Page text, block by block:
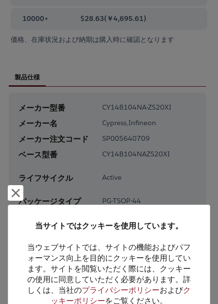
10000+ $28.63(￥4,695.61)
価格、在庫状況および納期は購入時に確認となります
製品仕様
メーカー型番 CY14B104NA-ZS20XI
メーカー名 Cypress,Infineon
メーカー注文コード SP005640709
ベース型番 CY14B104NAZS20XI
ライフサイクル Active
パッケージタイプ PG-TSOP-44
RoHS対応 Yes
鉛フリー Yes
梱包形態 Tray
梱包数 270
Memory & Storage
当サイトではクッキーを使用しています。
当ウェブサイトでは、サイトの機能およびパフ
ォーマンス向上を目的にクッキーを使用してい
ます。サイトを閲覧いただく際には、クッキー
の使用に同意していただく必要があります。詳
しくは、当社のプライバシーポリシーおよびク
ッキーポリシーをご覧ください。